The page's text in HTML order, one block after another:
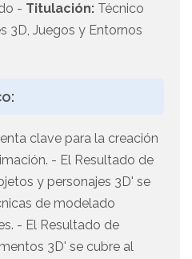
- Titulación: Técnico
3D, Juegos y Entornos
clave para la creación
- El Resultado de
y personajes 3D' se
de modelado
- El Resultado de
3D' se cubre al